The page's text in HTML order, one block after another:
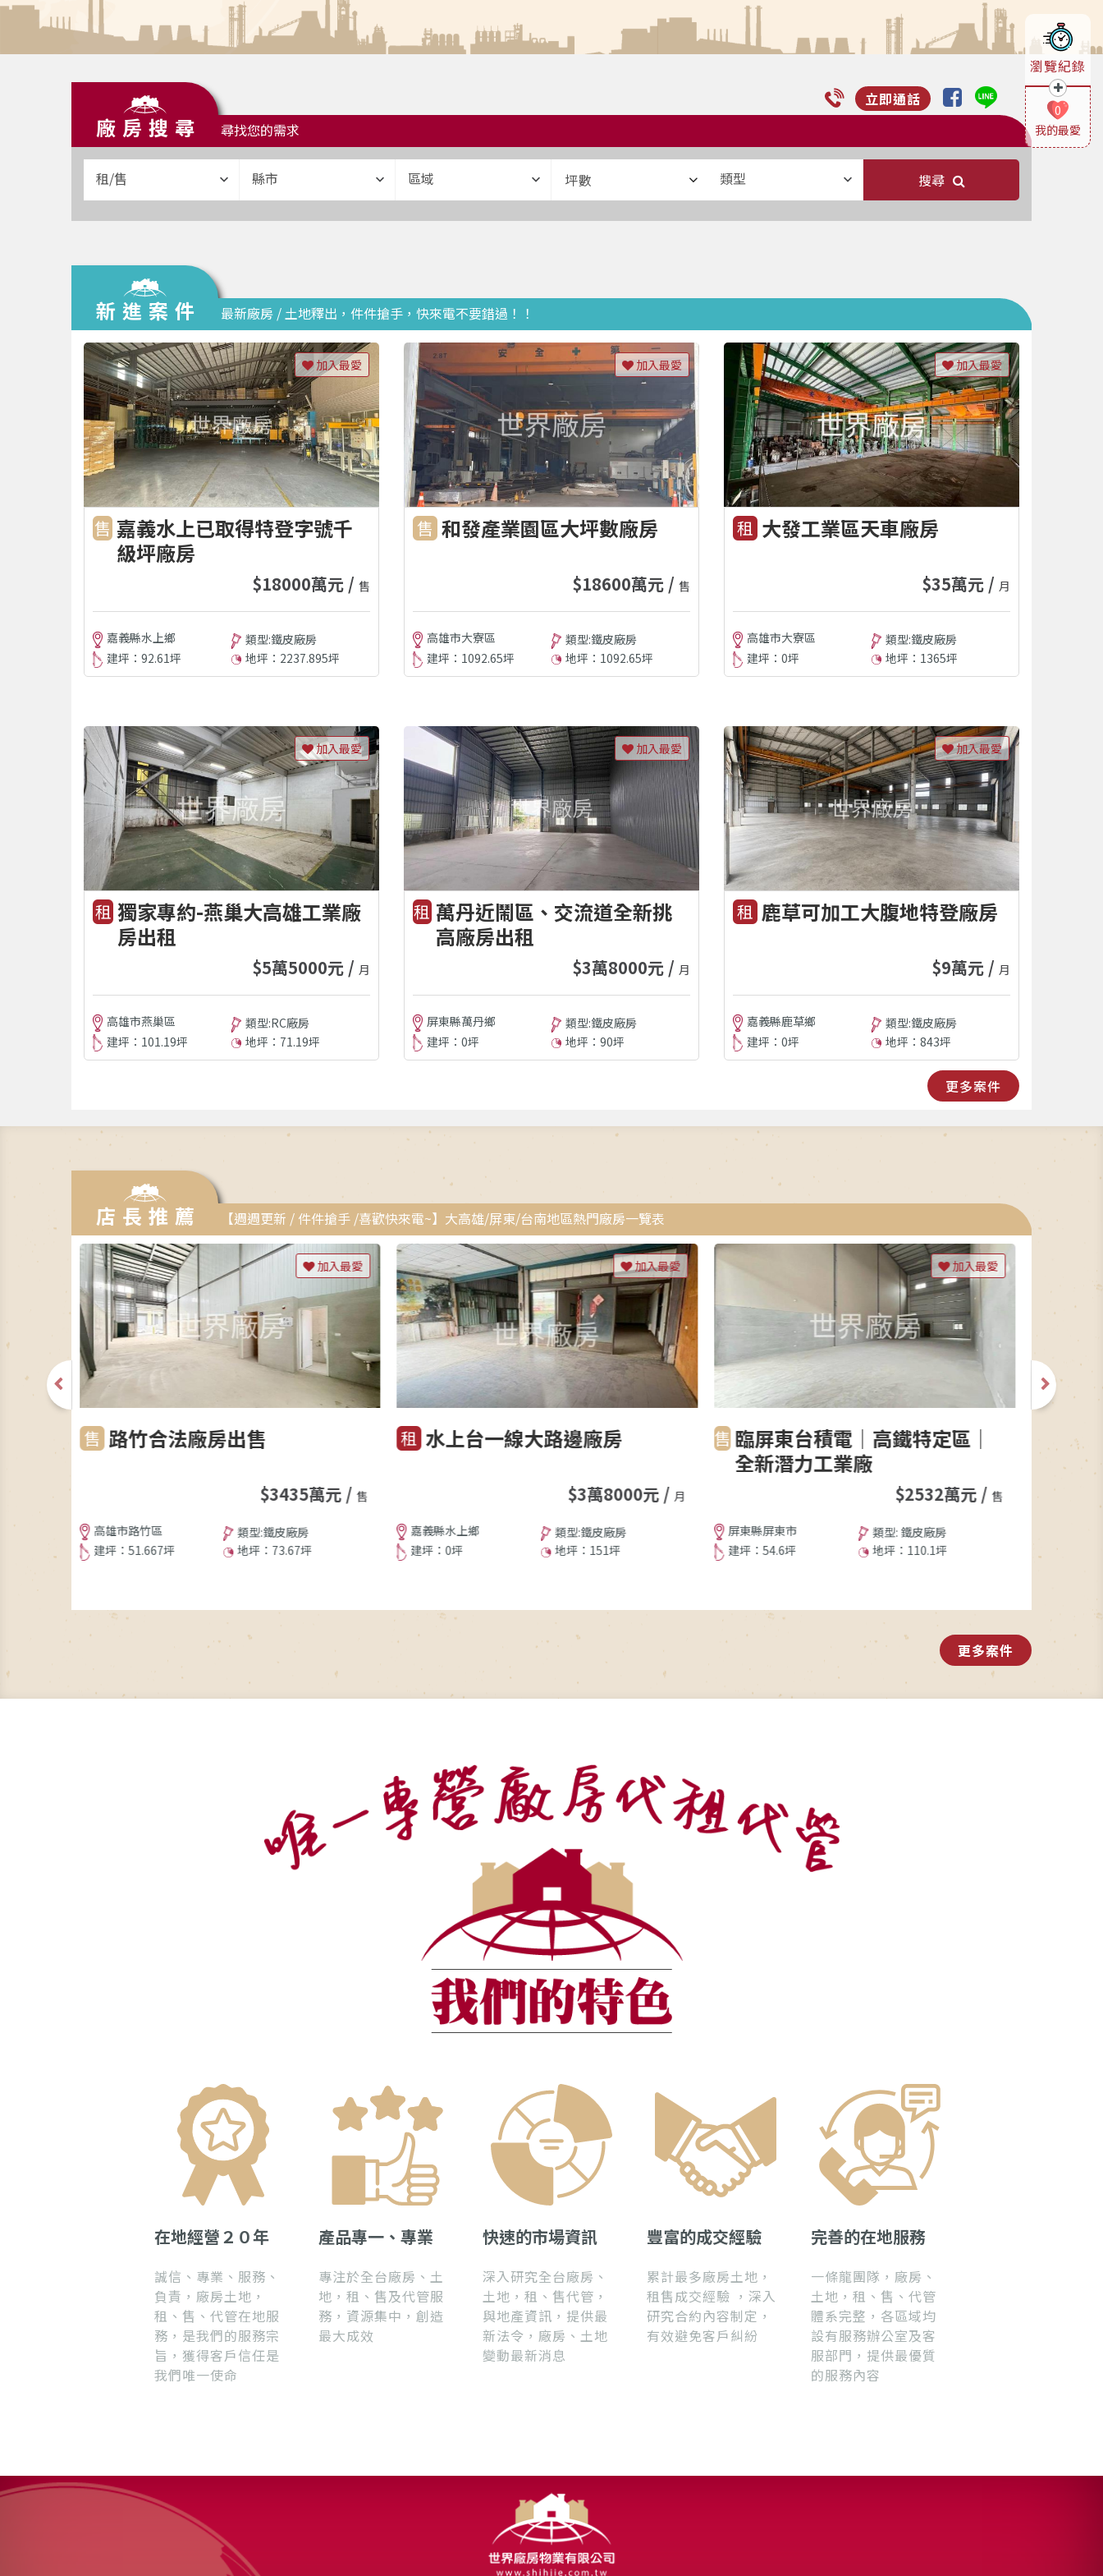
廠房搜尋 尋找您的需求
立即通話
租/售 縣市 區域 坪數 類型 搜尋
新進案件 最新廠房 / 土地釋出，件件搶手，快來電不要錯過！！
售 嘉義水上已取得特登字號千
級坪廠房
$18000萬元 / 售
嘉義縣水上鄉
類型:鐵皮廠房
建坪：92.61坪
地坪：2237.895坪
加入最愛
售 和發產業園區大坪數廠房
$18600萬元 / 售
高雄市大寮區
類型:鐵皮廠房
建坪：1092.65坪
地坪：1092.65坪
加入最愛
租 大發工業區天車廠房
$35萬元 / 月
高雄市大寮區
類型:鐵皮廠房
建坪：0坪
地坪：1365坪
加入最愛
租 獨家專約-燕巢大高雄工業廠
房出租
$5萬5000元 / 月
高雄市燕巢區
類型:RC廠房
建坪：101.19坪
地坪：71.19坪
加入最愛
租 萬丹近鬧區、交流道全新挑
高廠房出租
$3萬8000元 / 月
屏東縣萬丹鄉
類型:鐵皮廠房
建坪：0坪
地坪：90坪
加入最愛
租 鹿草可加工大腹地特登廠房
$9萬元 / 月
嘉義縣鹿草鄉
類型:鐵皮廠房
建坪：0坪
地坪：843坪
加入最愛
更多案件
店長推薦 【週週更新 / 件件搶手 /喜歡快來電~】大高雄/屏東/台南地區熱門廠房一覽表
售 路竹合法廠房出售
$3435萬元 /售
高雄市路竹區
類型:鐵皮廠房
建坪：51.667坪
地坪：73.67坪
加入最愛
租 水上台一線大路邊廠房
$3萬8000元 / 月
嘉義縣水上鄉
類型:鐵皮廠房
建坪：0坪
地坪：151坪
加入最愛
售 臨屏東台積電｜高鐵特定區｜
全新潛力工業廠
$2532萬元 / 售
屏東縣屏東市
類型: 鐵皮廠房
建坪：54.6坪
地坪：110.1坪
加入最愛
善
建坪：0坪
更多案件
在地經營２０年
誠信、專業、服務、
負責，廠房土地，
租、售、代管在地服
務，是我們的服務宗
旨，獲得客戶信任是
我們唯一使命
產品專一、專業
專注於全台廠房、土
地，租、售及代管服
務，資源集中，創造
最大成效
快速的市場資訊
深入研究全台廠房、
土地，租、售代管，
與地產資訊，提供最
新法令，廠房、土地
變動最新消息
豐富的成交經驗
累計最多廠房土地，
租售成交經驗 ，深入
研究合約內容制定，
有效避免客戶糾紛
完善的在地服務
一條龍團隊，廠房、
土地，租、售、代管
體系完整，各區域均
設有服務辦公室及客
服部門，提供最優質
的服務內容
瀏覽紀錄
我的最愛
0